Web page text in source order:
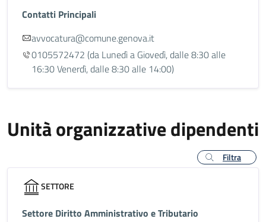
Contatti Principali
avvocatura@comune.genova.it
0105572472 (da Lunedì a Giovedì, dalle 8:30 alle
16:30 Venerdì, dalle 8:30 alle 14:00)
Unità organizzative dipendenti
Filtra
SETTORE
Settore Diritto Amministrativo e Tributario